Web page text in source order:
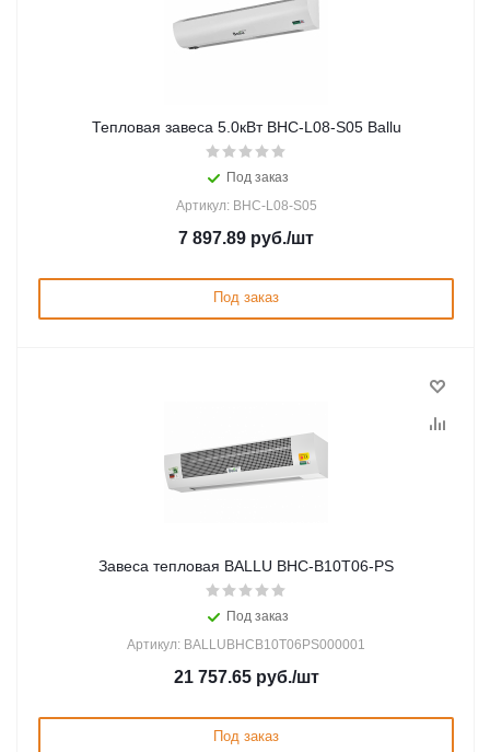
Тепловая завеса 5.0кВт BHC-L08-S05 Ballu
Под заказ
Артикул: BHC-L08-S05
7 897.89 руб./шт
Под заказ
Завеса тепловая BALLU BHC-B10T06-PS
Под заказ
Артикул: BALLUBHCB10T06PS000001
21 757.65руб./шт
Под заказ